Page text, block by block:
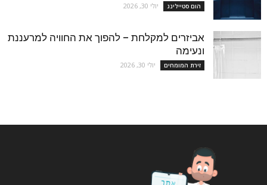
הום סטיילינג יולי 30, 2026
אביזרים למקלחת – להפוך את החוויה למרעננת
ונעימה
זירת המומחים יולי 30, 2026